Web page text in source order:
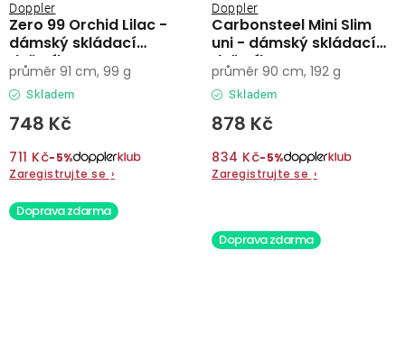
Zero 99 Orchid Lilac -
dámský skládací
deštník
Doppler
Skladem
748 Kč
711 Kč−5%
Zaregistrujte se ›
průměr 91 cm, 99 g
Carbonsteel Mini Slim
uni - dámský skládací
deštník
Doppler
Skladem
878 Kč
834 Kč−5%
Zaregistrujte se ›
průměr 90 cm, 192 g
Doprava zdarma
Doprava zdarma